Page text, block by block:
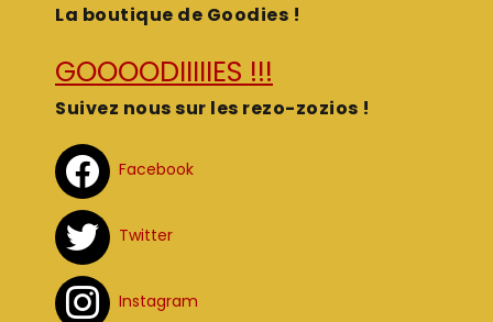
La boutique de Goodies !
GOOOODIIIIIES !!!
Suivez nous sur les rezo-zozios !
Facebook
Twitter
Instagram